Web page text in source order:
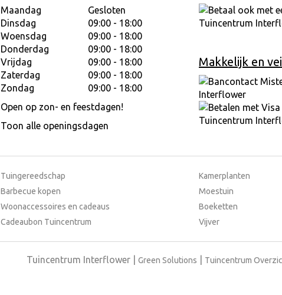
Maandag
Gesloten
Dinsdag
09:00 - 18:00
Woensdag
09:00 - 18:00
Donderdag
09:00 - 18:00
Vrijdag
09:00 - 18:00
Zaterdag
09:00 - 18:00
Zondag
09:00 - 18:00
Open op zon- en feestdagen!
Toon alle openingsdagen
Makkelijk en
Tuingereedschap
Barbecue kopen
Woonaccessoires en cadeaus
Cadeaubon Tuincentrum
Kamerplanten
Moestuin
Boeketten
Vijver
Tuincentrum Interflower Green Solutions Tuincentrum